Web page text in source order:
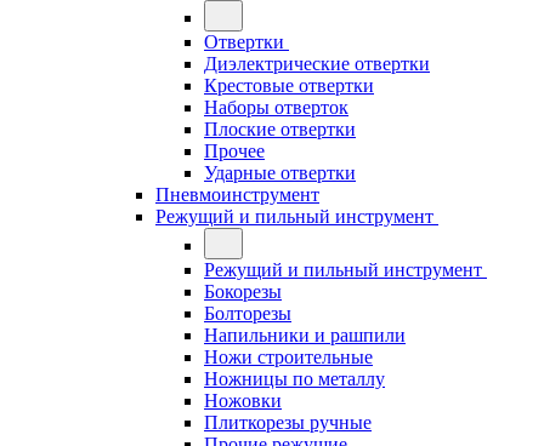
Отвертки
Диэлектрические отвертки
Крестовые отвертки
Наборы отверток
Плоские отвертки
Прочее
Ударные отвертки
Пневмоинструмент
Режущий и пильный инструмент
Режущий и пильный инструмент
Бокорезы
Болторезы
Напильники и рашпили
Ножи строительные
Ножницы по металлу
Ножовки
Плиткорезы ручные